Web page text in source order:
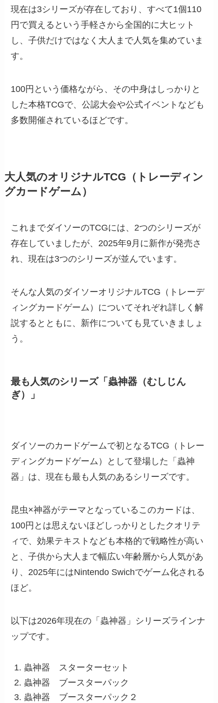
現在は3シリーズが存在しており、すべて1個110
円で買えるという手軽さから全国的に大ヒット
し、子供だけではなく大人まで人気を集めていま
す。
100円という価格ながら、その中身はしっかりと
した本格TCGで、公認大会や公式イベントなども
多数開催されているほどです。
大人気のオリジナルTCG（トレーディン
グカードゲーム）
これまでダイソーのTCGには、2つのシリーズが
存在していましたが、2025年9月に新作が発売さ
れ、現在は3つのシリーズが並んでいます。
そんな人気のダイソーオリジナルTCG（トレーデ
ィングカードゲーム）についてそれぞれ詳しく解
説するとともに、新作についても見ていきましょ
う。
最も人気のシリーズ「蟲神器（むしじん
ぎ）」
ダイソーのカードゲームで初となるTCG（トレー
ディングカードゲーム）として登場した「蟲神
器」は、現在も最も人気のあるシリーズです。
昆虫×神器がテーマとなっているこのカードは、
100円とは思えないほどしっかりとしたクオリテ
ィで、効果テキストなども本格的で戦略性が高い
と、子供から大人まで幅広い年齢層から人気があ
り、2025年にはNintendo Swichでゲーム化される
ほど。
以下は2026年現在の「蟲神器」シリーズラインナ
ップです。
蟲神器 スターターセット
蟲神器 ブースターパック
蟲神器 ブースターパック２